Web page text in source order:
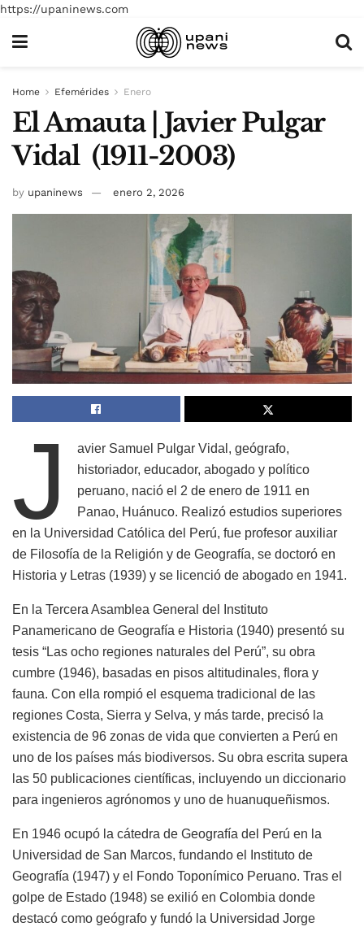
https://upaninews.com
Home Efemérides Enero
El Amauta | Javier Pulgar
Vidal (1911-2003)
by upaninews enero 2, 2026
J
avier Samuel Pulgar Vidal, geógrafo,
historiador, educador, abogado y político
peruano, nació el 2 de enero de 1911 en
Panao, Huánuco. Realizó estudios superiores
en la Universidad Católica del Perú, fue profesor auxiliar
de Filosofía de la Religión y de Geografía, se doctoró en
Historia y Letras (1939) y se licenció de abogado en 1941.
En la Tercera Asamblea General del Instituto
Panamericano de Geografía e Historia (1940) presentó su
tesis “Las ocho regiones naturales del Perú”, su obra
cumbre (1946), basadas en pisos altitudinales, flora y
fauna. Con ella rompió el esquema tradicional de las
regiones Costa, Sierra y Selva, y más tarde, precisó la
existencia de 96 zonas de vida que convierten a Perú en
uno de los países más biodiversos. Su obra escrita supera
las 50 publicaciones científicas, incluyendo un diccionario
para ingenieros agrónomos y uno de huanuqueñismos.
En 1946 ocupó la cátedra de Geografía del Perú en la
Universidad de San Marcos, fundando el Instituto de
Geografía (1947) y el Fondo Toponímico Peruano. Tras el
golpe de Estado (1948) se exilió en Colombia donde
destacó como geógrafo y fundó la Universidad Jorge